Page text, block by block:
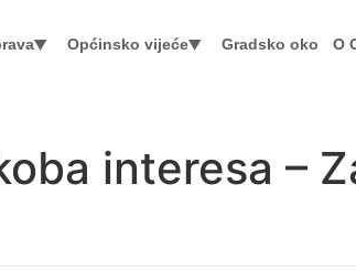
Općinsko vijeće Gradsko oko O
interesa –